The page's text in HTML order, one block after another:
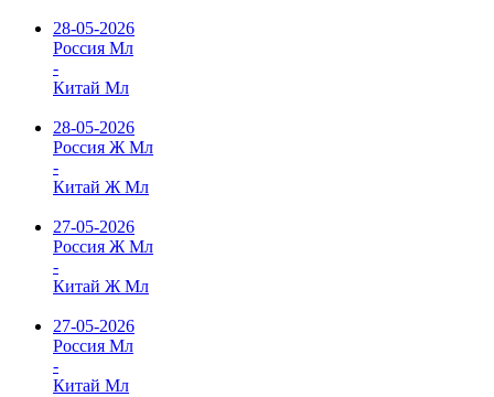
28-05-2026
Россия Мл
-
Китай Мл
28-05-2026
Россия Ж Мл
-
Китай Ж Мл
27-05-2026
Россия Ж Мл
-
Китай Ж Мл
27-05-2026
Россия Мл
-
Китай Мл